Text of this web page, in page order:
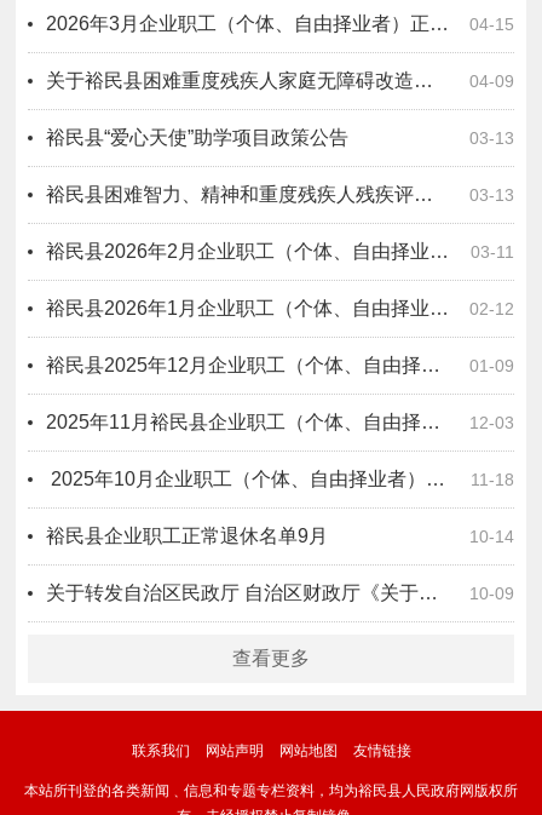
04-15
2026年3月企业职工（个体、自由择业者）正常退休公示
04-09
关于裕民县困难重度残疾人家庭无障碍改造对象名单的公示
03-13
裕民县“爱心天使”助学项目政策公告
03-13
裕民县困难智力、精神和重度残疾人残疾评定补贴政策公告
03-11
裕民县2026年2月企业职工（个体、自由择业者）正常退休公示
02-12
裕民县2026年1月企业职工（个体、自由择业者）正常退休公示
01-09
裕民县2025年12月企业职工（个体、自由择业者）正常退休公示
12-03
​2025年11月裕民县企业职工（个体、自由择业者）正常退休公示
11-18
​ 2025年10月企业职工（个体、自由择业者）退休公示
10-14
裕民县企业职工正常退休名单9月
10-09
关于转发自治区民政厅 自治区财政厅《关于印发＜新疆维吾尔自治区提高2025年城乡低保等救助保障标准工作方案＞的通知》的通知
查看更多
联系我们 网站声明 网站地图 友情链接
本站所刊登的各类新闻﹑信息和专题专栏资料，均为裕民县人民政府网版权所